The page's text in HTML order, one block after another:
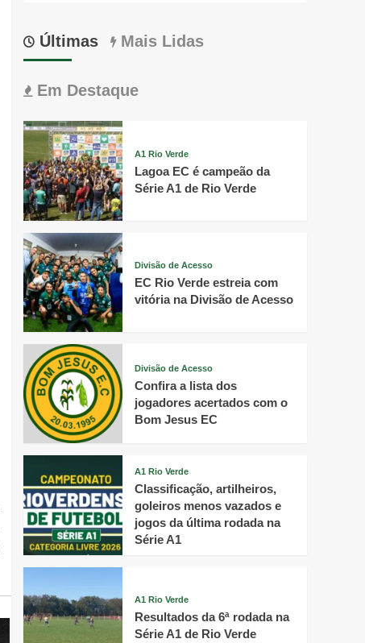
Últimas Mais Lidas
Em Destaque
A1 Rio Verde
Lagoa EC é campeão da
Série A1 de Rio Verde
Divisão de Acesso
EC Rio Verde estreia com
vitória na Divisão de Acesso
Divisão de Acesso
Confira a lista dos
jogadores acertados com o
Bom Jesus EC
A1 Rio Verde
Classificação, artilheiros,
goleiros menos vazados e
jogos da última rodada na
Série A1
A1 Rio Verde
Resultados da 6ª rodada na
Série A1 de Rio Verde